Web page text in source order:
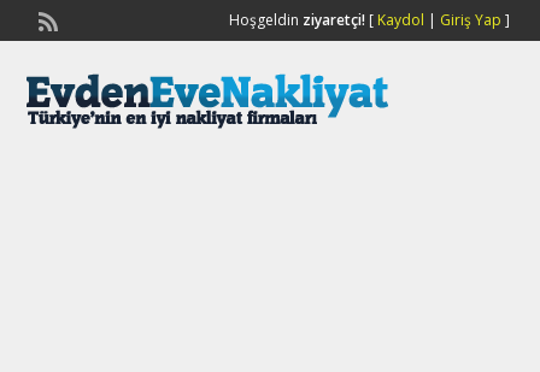
Hoşgeldin ziyaretçi![ Kaydol | Giriş Yap ]